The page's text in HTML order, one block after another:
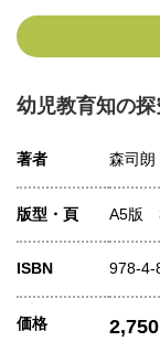
幼児教育知の
著者 森司朗
版型・頁 A5版
ISBN 978-4-
価格 2,750